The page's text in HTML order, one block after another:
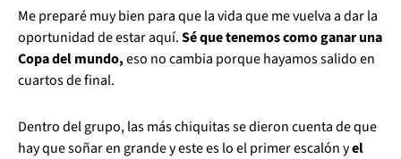
Me preparé muy bien para que la vida que me vuelva a dar la
oportunidad de estar aquí.Sé que tenemos como ganar una
Copa del mundo,eso no cambia porque hayamos salido en
cuartos de final.
Dentro del grupo, las más chiquitas se dieron cuenta de que
hay que soñar en grande y este es lo el primer escalón yel